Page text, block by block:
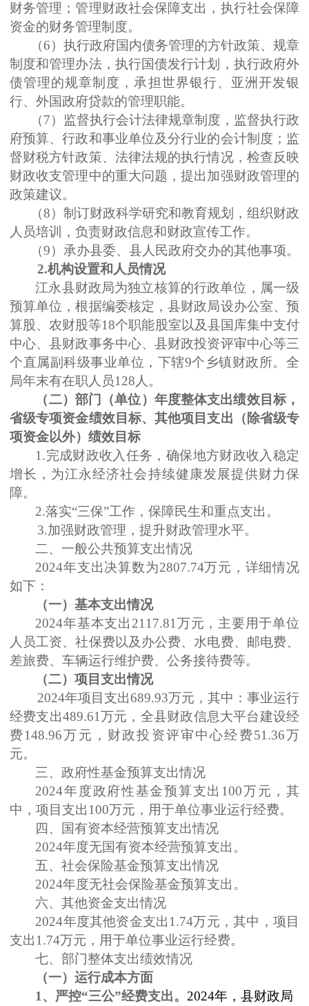
财务管理；管理财政社会保障支出，执行社会保障
资金的财务管理制度。
（6）执行政府国内债务管理的方针政策、规章
制度和管理办法，执行国债发行计划，执行政府外
债管理的规章制度，承担世界银行、亚洲开发银
行、外国政府贷款的管理职能。
（7）监督执行会计法律规章制度，监督执行政
府预算、行政和事业单位及分行业的会计制度；监
督财税方针政策、法律法规的执行情况，检查反映
财政收支管理中的重大问题，提出加强财政管理的
政策建议。
（8）制订财政科学研究和教育规划，组织财政
人员培训，负责财政信息和财政宣传工作。
（9）承办县委、县人民政府交办的其他事项。
2.机构设置和人员情况
江永县财政局为独立核算的行政单位，属一级
预算单位，根据编委核定，县财政局设办公室、预
算股、农财股等18个职能股室以及县国库集中支付
中心、县财政事务中心、县财政投资评审中心等三
个直属副科级事业单位，下辖9个乡镇财政所。全
局年末有在职人员128 人。
（二）部门（单位）年度整体支出绩效目标，
省级专项资金绩效目标、其他项目支出（除省级专
项资金以外）绩效目标
1.完成财政收入任务，确保地方财政收入稳定
增长，为江永经济社会持续健康发展提供财力保
障。
2.落实“三保”工作，保障民生和重点支出。
3.加强财政管理，提升财政管理水平。
二、一般公共预算支出情况
2024年支出决算数为2807.74万元，详细情况
如下：
（一）基本支出情况
2024年基本支出 2117.81 万元，主要用于单位
人员工资、社保费以及办公费、水电费、邮电费、
差旅费、车辆运行维护费、公务接待费等。
（二）项目支出情况
2024年项目支出689.93万元，其中：事业运行
经费支出489.61万元，全县财政信息大平台建设经
费148.96万元，财政投资评审中心经费51.36万
元。
三、政府性基金预算支出情况
2024年度政府性基金预算支出 100万元，其
中，项目支出100万元，用于单位事业运行经费。
四、国有资本经营预算支出情况
2024年度无国有资本经营预算支出。
五、社会保险基金预算支出情况
2024年度无社会保险基金预算支出。
六、其他资金支出情况
2024年度其他资金支出1.74万元，其中，项目
支出1.74万元，用于单位事业运行经费。
七、部门整体支出绩效情况
（一）运行成本方面
1 、严控“三公”经费支出。 2024年，县财政局